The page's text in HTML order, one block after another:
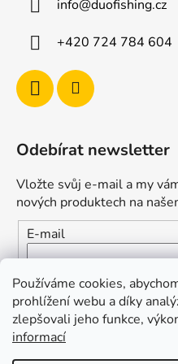
Používáme cookies,
prohlížení webu a díky
zlepšovali jeho funkce,
informací
info@duofishing.cz
+420 724 784 604
Odebírat newsletter
Vložte svůj e-mail a my
nových produktech na
E-mail
Vložením e-mailu
osobních údajů
PŘIHLÁSIT SE